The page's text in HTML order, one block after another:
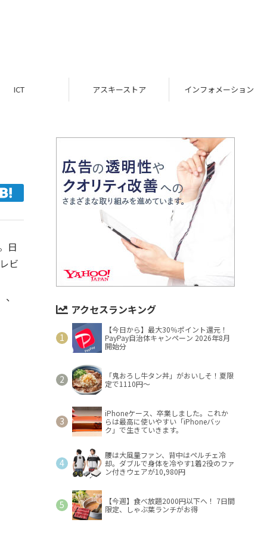
ICT アスキーストア インフォメーション
日
ビ
アクセスランキング
【今日から】最大30％ポイント還元！
PayPay自治体キャンペーン 2026年8月
開始分
「鬼おろし牛タン丼」がおいしそ！夏限
定で1110円～
iPhoneケース、卒業しました。これか
らは最高に使いやすい「iPhoneバッ
ク」で生きていきます。
腰は大風量ファン、背中はペルチェ冷
却。ダブルで身体を冷やす1着2役のファ
ン付きウェアが10,980円
【今週】食べ放題2000円以下へ！ 7日間
限定、しゃぶ葉ランチがお得